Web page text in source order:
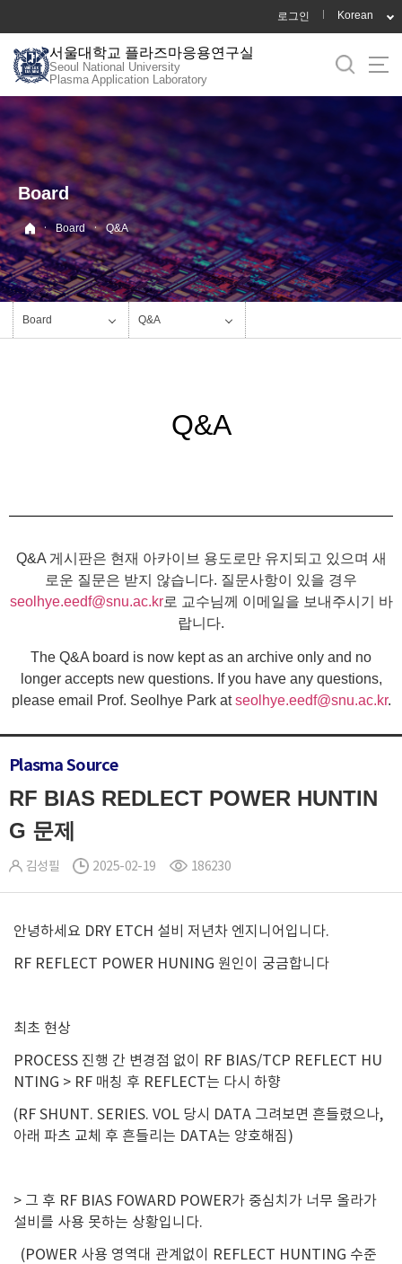
로
메
뉴
로그인 Korean
서울대학교 플라즈마응용연구실
Seoul National University
Plasma Application Laboratory
Board
· Board · Q&A
Board Q&A
Q&A
Q&A 게시판은 현재 아카이브 용도로만 유지되고 있으며 새
로운 질문은 받지 않습니다. 질문사항이 있을 경우
seolhye.eedf@snu.ac.kr로 교수님께 이메일을 보내주시기 바
랍니다.
The Q&A board is now kept as an archive only and no
longer accepts new questions. If you have any questions,
please email Prof. Seolhye Park atseolhye.eedf@snu.ac.kr.
Plasma Source
RF BIAS REDLECT POWER HUNTIN
G 문제
김성필 2025-02-19 186230
안녕하세요 DRY ETCH 설비 저년차 엔지니어입니다.
RF REFLECT POWER HUNING 원인이 궁금합니다
최초 현상
PROCESS 진행 간 변경점 없이 RF BIAS/TCP REFLECT HU
NTING > RF 매칭 후 REFLECT는 다시 하향
(RF SHUNT. SERIES. VOL 당시 DATA 그려보면 흔들렸으나,
아래 파츠 교체 후 흔들리는 DATA는 양호해짐)
> 그 후 RF BIAS FOWARD POWER가 중심치가 너무 올라가
설비를 사용 못하는 상황입니다.
(POWER 사용 영역대 관계없이 REFLECT HUNTING 수준